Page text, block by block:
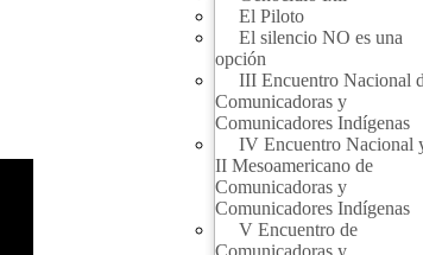
El Piloto
El silencio NO es una
opción
III Encuentro Nacional
Comunicadoras y
Comunicadores Indígenas
IV Encuentro Nacional
II Mesoamericano de
Comunicadoras y
Comunicadores Indígenas
V Encuentro de